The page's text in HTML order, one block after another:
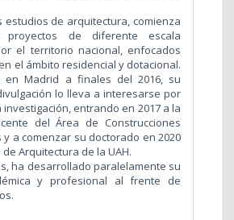
estudios de arquitectura, comienza
proyectos de diferente escala
el territorio nacional, enfocados
el ámbito residencial y dotacional.
en Madrid a finales del 2016, su
lo lleva a interesarse por
investigación, entrando en 2017 a la
del Área de Construcciones
y a comenzar su doctorado en 2020
Arquitectura de la UAH.
ha desarrollado paralelamente su
y profesional al frente de